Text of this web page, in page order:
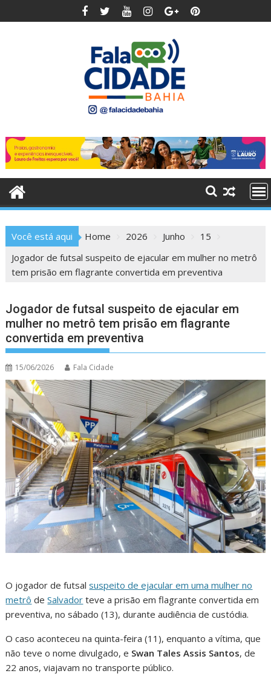
to
Você está aqui Home 2026 Junho
15
Jogador de futsal suspeito de ejacular em mulher no metrô
tem prisão em flagrante convertida em preventiva
Jogador de futsal suspeito de ejacular em
mulher no metrô tem prisão em flagrante
convertida em preventiva
15/06/2026 Fala Cidade
O jogador de futsalsuspeito de ejacular em uma mulher no
metrô deSalvador teve a prisão em flagrante convertida em
preventiva, no sábado (13), durante audiência de custódia.
O caso aconteceu na quinta-feira (11), enquanto a vítima, que
não teve o nome divulgado, e Swan Tales Assis Santos, de
22 anos, viajavam no transporte público.